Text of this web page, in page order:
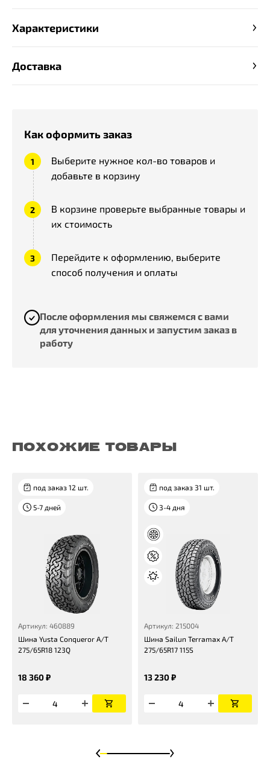
Как оформить заказ
Выберите нужное кол-во товаров и
добавьте в корзину
В корзине проверьте выбранные товары и
их стоимость
Перейдите к оформлению, выберите
способ получения и оплаты
После оформления мы свяжемся с вами
для уточнения данных и запустим заказ в
работу
Характеристики
Доставка
ПОХОЖИЕ ТОВАРЫ
под заказ 12 шт.
5-7 дней
Артикул: 460889
Шина Yusta Conqueror A/T
275/65R18 123Q
18 360 ₽
под заказ 31 шт.
3-4 дня
Артикул: 215004
Шина Sailun Terramax A/T
275/65R17 115S
13 230 ₽